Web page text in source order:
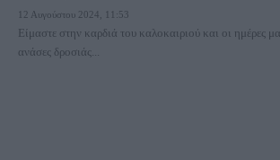
12 Αυγούστου 2024, 11:53
Είμαστε στην καρδιά του καλοκαιριού και οι ημέρες
ανάσες δροσιάς...